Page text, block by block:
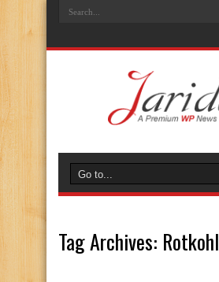
Tag Archives: Rotkohl